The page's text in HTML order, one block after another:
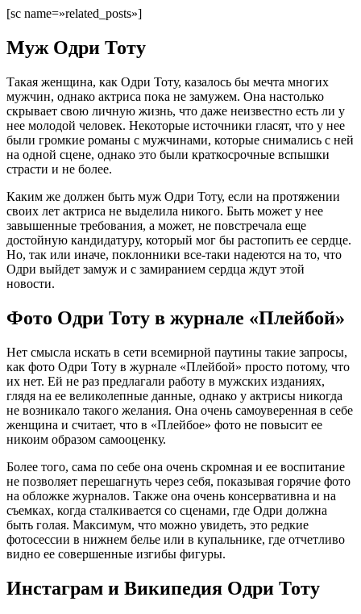
[sc name=»related_posts»]
Муж Одри Тоту
Такая женщина, как Одри Тоту, казалось бы мечта многих
мужчин, однако актриса пока не замужем. Она настолько
скрывает свою личную жизнь, что даже неизвестно есть ли у
нее молодой человек. Некоторые источники гласят, что у нее
были громкие романы с мужчинами, которые снимались с ней
на одной сцене, однако это были краткосрочные вспышки
страсти и не более.
Каким же должен быть муж Одри Тоту, если на протяжении
своих лет актриса не выделила никого. Быть может у нее
завышенные требования, а может, не повстречала еще
достойную кандидатуру, который мог бы растопить ее сердце.
Но, так или иначе, поклонники все-таки надеются на то, что
Одри выйдет замуж и с замиранием сердца ждут этой
новости.
Фото Одри Тоту в журнале «Плейбой»
Нет смысла искать в сети всемирной паутины такие запросы,
как фото Одри Тоту в журнале «Плейбой» просто потому, что
их нет. Ей не раз предлагали работу в мужских изданиях,
глядя на ее великолепные данные, однако у актрисы никогда
не возникало такого желания. Она очень самоуверенная в себе
женщина и считает, что в «Плейбое» фото не повысит ее
никоим образом самооценку.
Более того, сама по себе она очень скромная и ее воспитание
не позволяет перешагнуть через себя, показывая горячие фото
на обложке журналов. Также она очень консервативна и на
съемках, когда сталкивается со сценами, где Одри должна
быть голая. Максимум, что можно увидеть, это редкие
фотосессии в нижнем белье или в купальнике, где отчетливо
видно ее совершенные изгибы фигуры.
Инстаграм и Википедия Одри Тоту